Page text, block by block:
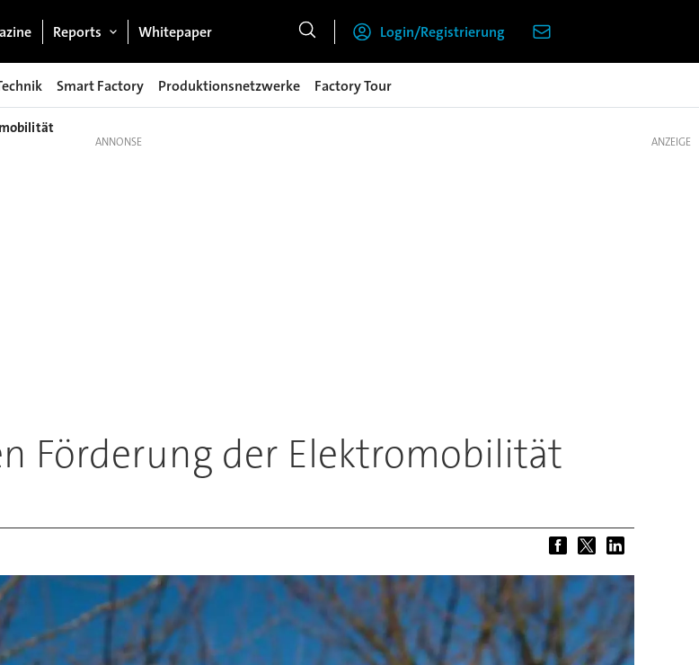
Reports Whitepaper Login/Registrierung
Smart Factory Produktionsnetzwerke Factory Tour
Förderung der Elektromobilität
ANZEIGE